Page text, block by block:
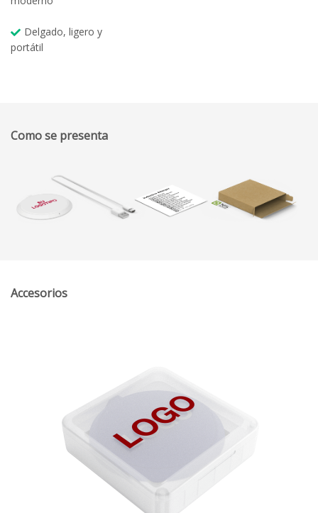
Delgado, ligero y
portátil
Como se presenta
Accesorios